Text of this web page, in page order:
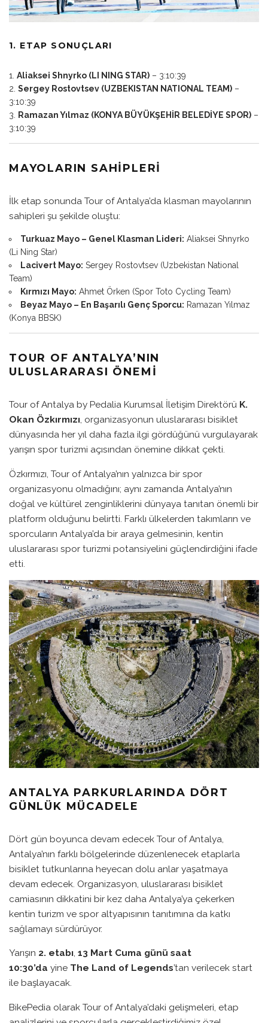
1. ETAP SONUÇLARI
Aliaksei Shnyrko (LI NING STAR) – 3:10:39
Sergey Rostovtsev (UZBEKISTAN NATIONAL TEAM) –
3:10:39
Ramazan Yılmaz (KONYA BÜYÜKŞEHİR BELEDİYE SPOR) –
3:10:39
MAYOLARIN SAHIPLERI
İlk etap sonunda Tour of Antalya’da klasman mayolarının
sahipleri şu şekilde oluştu:
Turkuaz Mayo – Genel Klasman Lideri: Aliaksei Shnyrko
(Li Ning Star)
Lacivert Mayo: Sergey Rostovtsev (Uzbekistan National
Team)
Kırmızı Mayo: Ahmet Örken (Spor Toto Cycling Team)
Beyaz Mayo – En Başarılı Genç Sporcu: Ramazan Yılmaz
(Konya BBSK)
TOUR OF ANTALYA’NIN
ULUSLARARASI ÖNEMI
Tour of Antalya by Pedalia Kurumsal İletişim Direktörü K.
Okan Özkırmızı, organizasyonun uluslararası bisiklet
dünyasında her yıl daha fazla ilgi gördüğünü vurgulayarak
yarışın spor turizmi açısından önemine dikkat çekti.
Özkırmızı, Tour of Antalya’nın yalnızca bir spor
organizasyonu olmadığını; aynı zamanda Antalya’nın
doğal ve kültürel zenginliklerini dünyaya tanıtan önemli bir
platform olduğunu belirtti. Farklı ülkelerden takımların ve
sporcuların Antalya’da bir araya gelmesinin, kentin
uluslararası spor turizmi potansiyelini güçlendirdiğini ifade
etti.
ANTALYA PARKURLARINDA DÖRT
GÜNLÜK MÜCADELE
Dört gün boyunca devam edecek Tour of Antalya,
Antalya’nın farklı bölgelerinde düzenlenecek etaplarla
bisiklet tutkunlarına heyecan dolu anlar yaşatmaya
devam edecek. Organizasyon, uluslararası bisiklet
camiasının dikkatini bir kez daha Antalya’ya çekerken
kentin turizm ve spor altyapısının tanıtımına da katkı
sağlamayı sürdürüyor.
Yarışın 2. etabı, 13 Mart Cuma günü saat
10:30’da yine The Land of Legends’tan verilecek start
ile başlayacak.
BikePedia olarak Tour of Antalya’daki gelişmeleri, etap